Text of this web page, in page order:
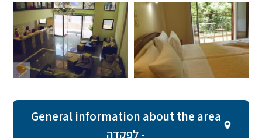
General information about the area
- לפקדה